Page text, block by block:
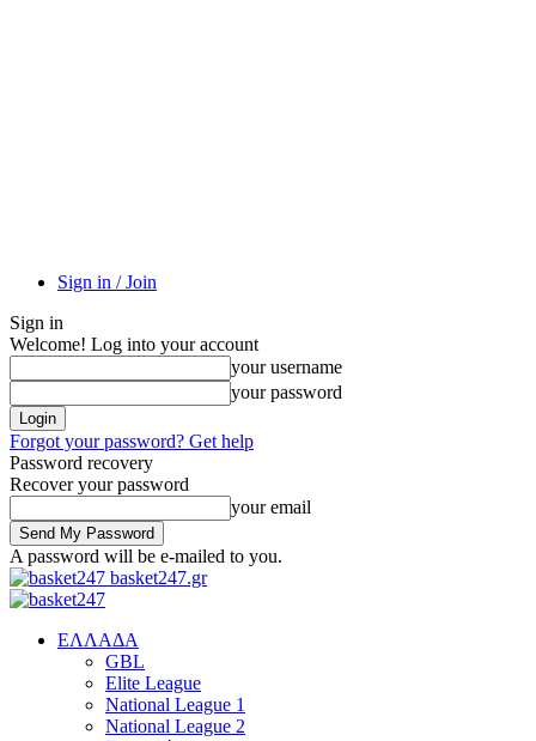
Sign in / Join
Sign in
Welcome! Log into your account
your username
your password
Forgot your password? Get help
Password recovery
Recover your password
your email
A password will be e-mailed to you.
basket247.gr
EΛΛΑΔΑ
GBL
Elite League
National League 1
National League 2